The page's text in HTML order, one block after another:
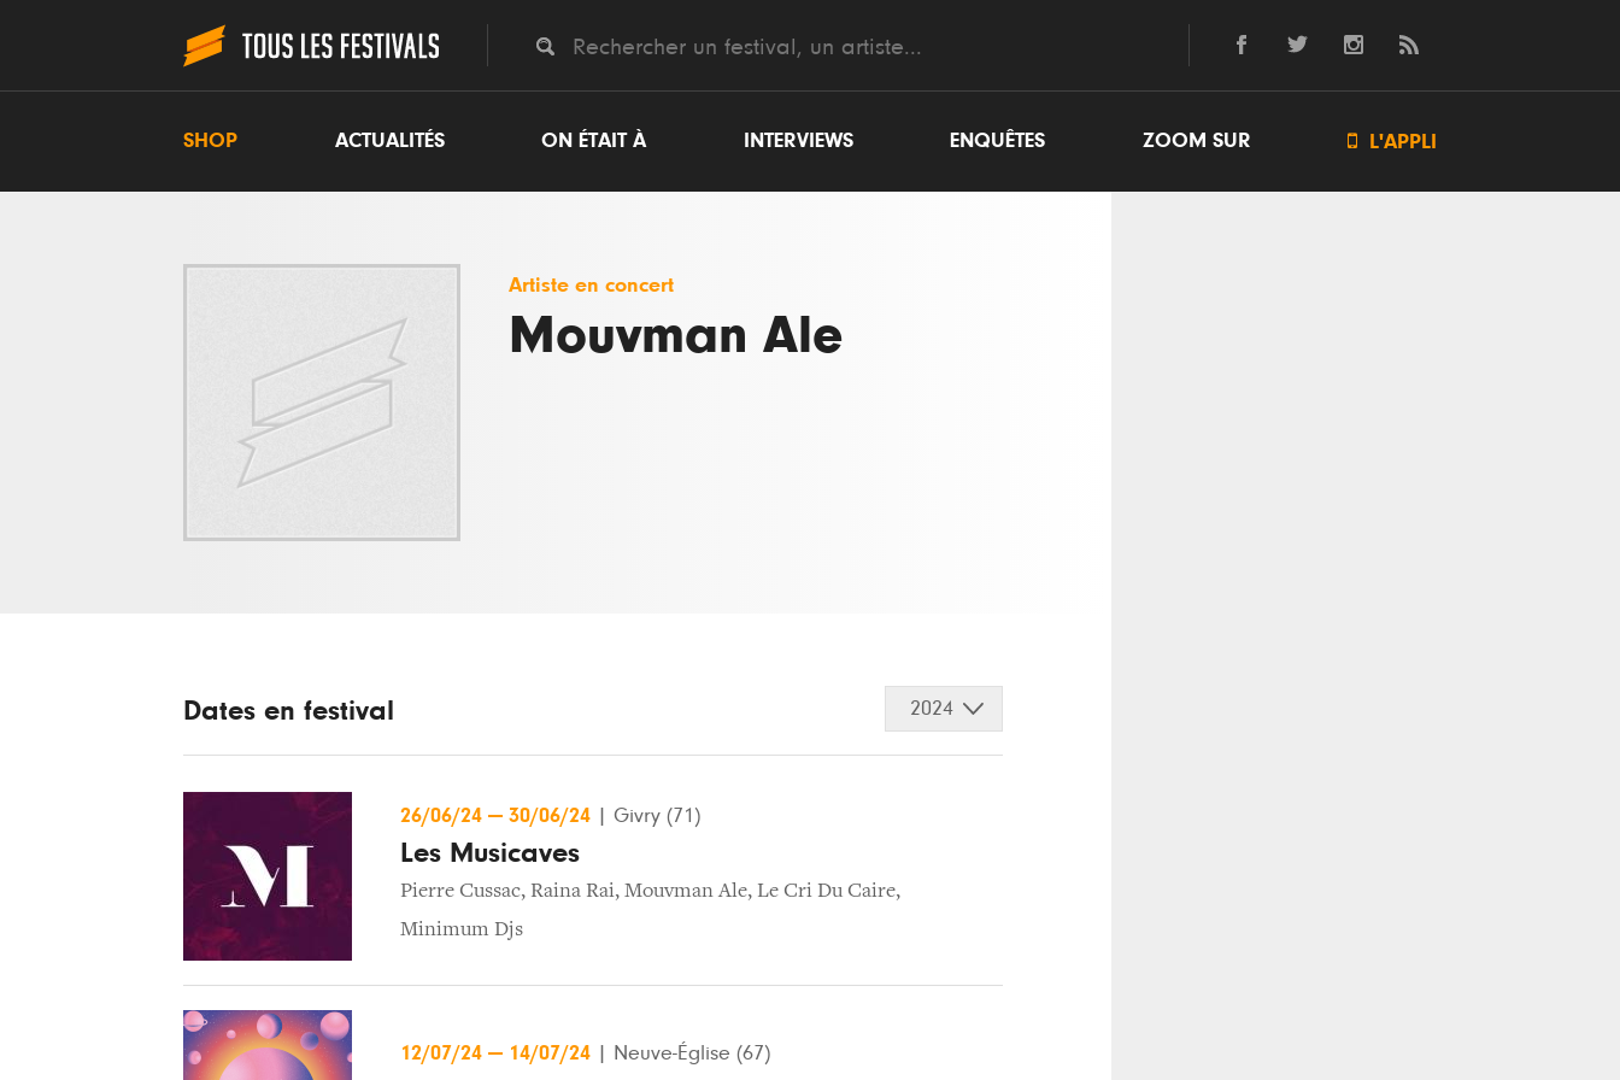
SHOP ACTUALITÉS ON ÉTAIT À INTERVIEWS ENQUÊTES ZOOM SUR  L'APPLI
Artiste en concert
Mouvman Ale
Dates en festival 2024
26/06/24 — 30/06/24 Givry (71)
Les Musicaves
Pierre Cussac, Raina Rai, Mouvman Ale, Le Cri Du Caire,
Minimum Djs
12/07/24 — 14/07/24 Neuve-Église (67)